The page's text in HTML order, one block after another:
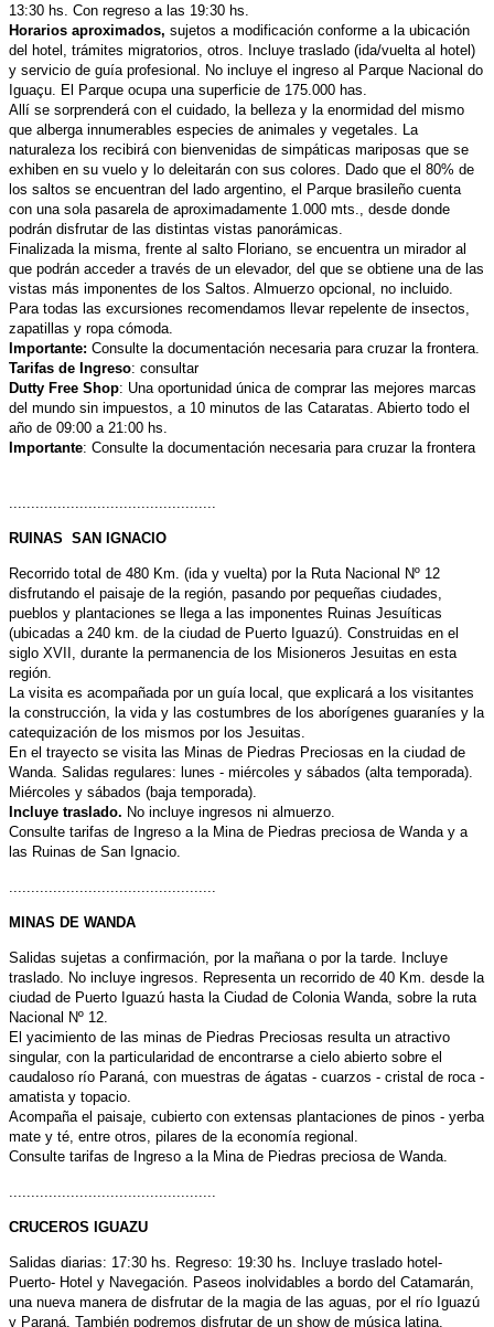
13:30 hs. Con regreso a las 19:30 hs.
Horarios aproximados, sujetos a modificación conforme a la ubicación
del hotel, trámites migratorios, otros. Incluye traslado (ida/vuelta al hotel)
y servicio de guía profesional. No incluye el ingreso al Parque Nacional do
Iguaçu. El Parque ocupa una superficie de 175.000 has.
Allí se sorprenderá con el cuidado, la belleza y la enormidad del mismo
que alberga innumerables especies de animales y vegetales. La
naturaleza los recibirá con bienvenidas de simpáticas mariposas que se
exhiben en su vuelo y lo deleitarán con sus colores. Dado que el 80% de
los saltos se encuentran del lado argentino, el Parque brasileño cuenta
con una sola pasarela de aproximadamente 1.000 mts., desde donde
podrán disfrutar de las distintas vistas panorámicas.
Finalizada la misma, frente al salto Floriano, se encuentra un mirador al
que podrán acceder a través de un elevador, del que se obtiene una de las
vistas más imponentes de los Saltos. Almuerzo opcional, no incluido.
Para todas las excursiones recomendamos llevar repelente de insectos,
zapatillas y ropa cómoda.
Importante: Consulte la documentación necesaria para cruzar la frontera.
Tarifas de Ingreso: consultar
Dutty Free Shop: Una oportunidad única de comprar las mejores marcas
del mundo sin impuestos, a 10 minutos de las Cataratas. Abierto todo el
año de 09:00 a 21:00 hs.
Importante: Consulte la documentación necesaria para cruzar la frontera
RUINAS SAN IGNACIO
Recorrido total de 480 Km. (ida y vuelta) por la Ruta Nacional Nº 12
disfrutando el paisaje de la región, pasando por pequeñas ciudades,
pueblos y plantaciones se llega a las imponentes Ruinas Jesuíticas
(ubicadas a 240 km. de la ciudad de Puerto Iguazú). Construidas en el
siglo XVII, durante la permanencia de los Misioneros Jesuitas en esta
región.
La visita es acompañada por un guía local, que explicará a los visitantes
la construcción, la vida y las costumbres de los aborígenes guaraníes y la
catequización de los mismos por los Jesuitas.
En el trayecto se visita las Minas de Piedras Preciosas en la ciudad de
Wanda. Salidas regulares: lunes - miércoles y sábados (alta temporada).
Miércoles y sábados (baja temporada).
Incluye traslado. No incluye ingresos ni almuerzo.
Consulte tarifas de Ingreso a la Mina de Piedras preciosa de Wanda y a
las Ruinas de San Ignacio.
MINAS DE WANDA
Salidas sujetas a confirmación, por la mañana o por la tarde. Incluye
traslado. No incluye ingresos. Representa un recorrido de 40 Km. desde la
ciudad de Puerto Iguazú hasta la Ciudad de Colonia Wanda, sobre la ruta
Nacional Nº 12.
El yacimiento de las minas de Piedras Preciosas resulta un atractivo
singular, con la particularidad de encontrarse a cielo abierto sobre el
caudaloso río Paraná, con muestras de ágatas - cuarzos - cristal de roca -
amatista y topacio.
Acompaña el paisaje, cubierto con extensas plantaciones de pinos - yerba
mate y té, entre otros, pilares de la economía regional.
Consulte tarifas de Ingreso a la Mina de Piedras preciosa de Wanda.
CRUCEROS IGUAZU
Salidas diarias: 17:30 hs. Regreso: 19:30 hs. Incluye traslado hotel-
Puerto- Hotel y Navegación. Paseos inolvidables a bordo del Catamarán,
una nueva manera de disfrutar de la magia de las aguas, por el río Iguazú
y Paraná. También podremos disfrutar de un show de música latina.